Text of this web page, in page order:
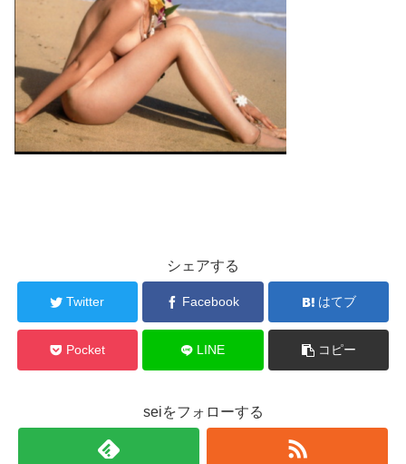
シェアする
Twitter Facebook はてブ
Pocket LINE コピー
seiをフォローする